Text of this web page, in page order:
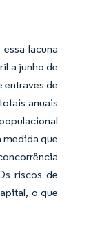
lacuna
a junho de
entraves de
anuais
medida que
riscos de
o que